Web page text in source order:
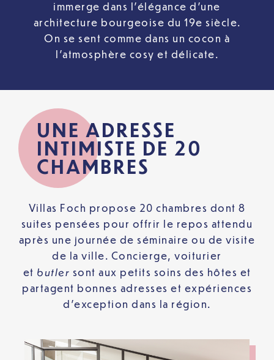
immerge dans l’élégance d’une
architecture bourgeoise du 19e siècle.
On se sent comme dans un cocon à
l’atmosphère cosy et délicate.
UNE ADRESSE
INTIMISTE DE 20
CHAMBRES
Villas Foch propose 20 chambres dont 8
suites pensées pour offrir le repos attendu
après une journée de séminaire ou de visite
de la ville. Concierge, voiturier
et butler sont aux petits soins des hôtes et
partagent bonnes adresses et expériences
d’exception dans la région.